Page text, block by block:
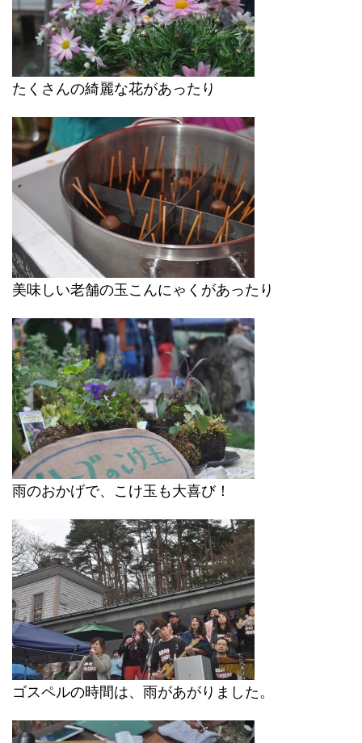
たくさんの綺麗な花があったり
美味しい老舗の玉こんにゃくがあったり
雨のおかげで、こけ玉も大喜び！
ゴスペルの時間は、雨があがりました。